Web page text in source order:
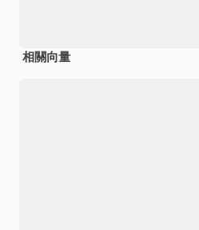
相關向量